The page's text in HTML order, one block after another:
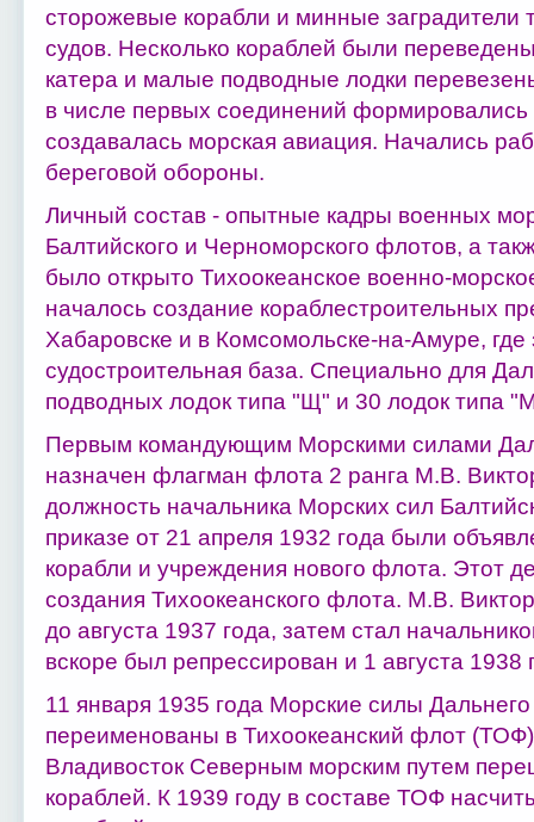
сторожевые корабли и минные заградители
судов. Несколько кораблей были
катера и малые подводные лодки
в числе первых соединений
создавалась морская авиация. Начались
береговой обороны.
Личный состав - опытные кадры военных
Балтийского и Черноморского флотов, а
было открыто Тихоокеанское военно-
началось создание кораблестроительных
Хабаровске и в Комсомольске-на-Амуре,
судостроительная база. Специально для
подводных лодок типа "Щ" и 30 лодок типа
Первым командующим Морскими силами
назначен флагман флота 2 ранга М.В.
должность начальника Морских сил
приказе от 21 апреля 1932 года были
корабли и учреждения нового флота. Этот
создания Тихоокеанского флота. М.В.
до августа 1937 года, затем стал
вскоре был репрессирован и 1 августа 1938
11 января 1935 года Морские силы
переименованы в Тихоокеанский флот
Владивосток Северным морским путем
кораблей. К 1939 году в составе ТОФ